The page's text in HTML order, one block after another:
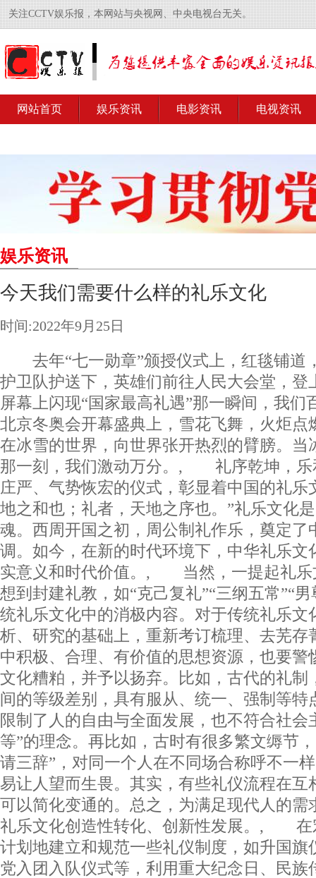
关注CCTV娱乐报，本网站与央视网、中央电视台无关。
网站首页 娱乐资讯 电影资讯 电视资讯
娱乐资讯
今天我们需要什么样的礼乐文化
时间:2022年9月25日
去年“七一勋章”颁授仪式上，红毯铺道
护卫队护送下，英雄们前往人民大会堂，登
屏幕上闪现“国家最高礼遇”那一瞬间，
北京冬奥会开幕盛典上，雪花飞舞，火炬点
在冰雪的世界，向世界张开热烈的臂膀。当
那一刻，我们激动万分。, 礼序乾坤，乐
庄严、气势恢宏的仪式，彰显着中国的
地之和也；礼者，天地之序也。”礼乐文化
魂。西周开国之初，周公制礼作乐，奠定了
调。如今，在新的时代环境下，中华礼乐文
实意义和时代价值。, 当然，一提起礼乐
想到封建礼教，如“克己复礼”“三纲五常”“
统礼乐文化中的消极内容。对于传统礼乐文
析、研究的基础上，重新考订梳理、去芜存
中积极、合理、有价值的思想资源，也要警
文化糟粕，并予以扬弃。比如，古代的礼制
间的等级差别，具有服从、统一、强制等特
限制了人的自由与全面发展，也不符合社会
等”的理念。再比如，古时有很多繁文缛节
请三辞”，对同一个人在不同场合称呼不一
易让人望而生畏。其实，有些礼仪流程在互
可以简化变通的。总之，为满足现代人的需
礼乐文化创造性转化、创新性发展。, 在
计划地建立和规范一些礼仪制度，如升国旗
党入团入队仪式等，利用重大纪念日、民族